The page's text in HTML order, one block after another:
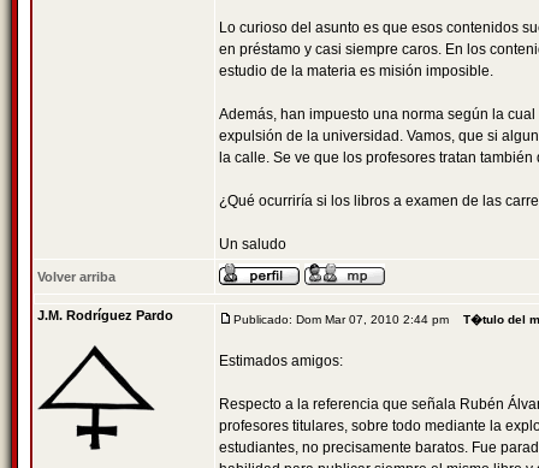
Lo curioso del asunto es que esos contenidos
en préstamo y casi siempre caros. En los
estudio de la materia es misión imposible.
Además, han impuesto una norma según la
expulsión de la universidad. Vamos, que si
la calle. Se ve que los profesores tratan
¿Qué ocurriría si los libros a examen de las
Un saludo
Volver arriba
J.M. Rodríguez Pardo Publicado: Dom Mar 07, 2010 2:44 pm T�tulo del
Estimados amigos:
Respecto a la referencia que señala Rubén
profesores titulares, sobre todo mediante la
estudiantes, no precisamente baratos. Fue